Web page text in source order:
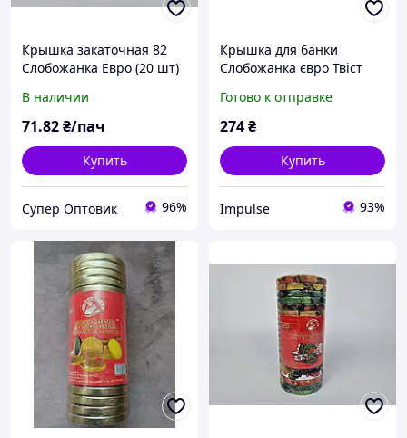
Крышка закаточная 82
Слобожанка Евро (20 шт)
В наличии
71.82₴/пач
Купить
Супер Оптовик 96%
Крышка для банки
Слобожанка євро Твіст
impulse
Готово к отправке
274₴
Купить
Impulse 93%